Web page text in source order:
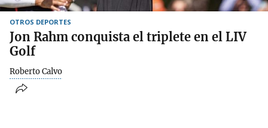
OTROS DEPORTES
Jon Rahm conquista el triplete en el LIV
Golf
Roberto Calvo